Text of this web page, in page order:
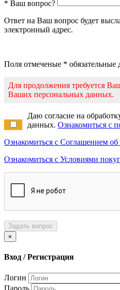
* Ваш вопрос?
Ответ на Ваш вопрос будет
электронный адрес.
Поля отмеченые * обязательные
Для продолжения требуется
Ваших персональных данных.
Даю согласие на
данных. Ознакомиться с
Ознакомиться с Соглашением
Ознакомиться с Условиями
Задать вопрос
×
Вход / Регистрация
Логин
Пароль